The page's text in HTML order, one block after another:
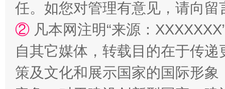
如何以同查同治破解风腐交织难题 养老服
任。如您对管理有意见，请向
② 凡本网注明“来源：
自其它媒体，转载目的在于传
策及文化和展示国家的国际形